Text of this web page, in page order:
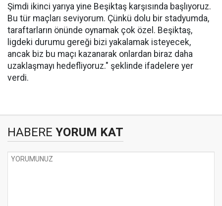
Şimdi ikinci yarıya yine Beşiktaş karşısında başlıyoruz.
Bu tür maçları seviyorum. Çünkü dolu bir stadyumda,
taraftarların önünde oynamak çok özel. Beşiktaş,
ligdeki durumu gereği bizi yakalamak isteyecek,
ancak biz bu maçı kazanarak onlardan biraz daha
uzaklaşmayı hedefliyoruz." şeklinde ifadelere yer
verdi.
HABERE YORUM KAT